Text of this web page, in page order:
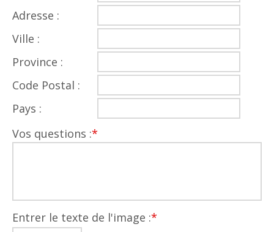
Adresse :
Ville :
Province :
Code Postal :
Pays :
Vos questions :*
Entrer le texte de l'image :*